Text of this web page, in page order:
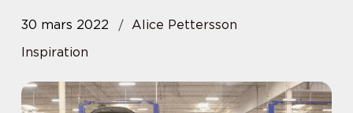
30 mars 2022
Alice Pettersson
Inspiration